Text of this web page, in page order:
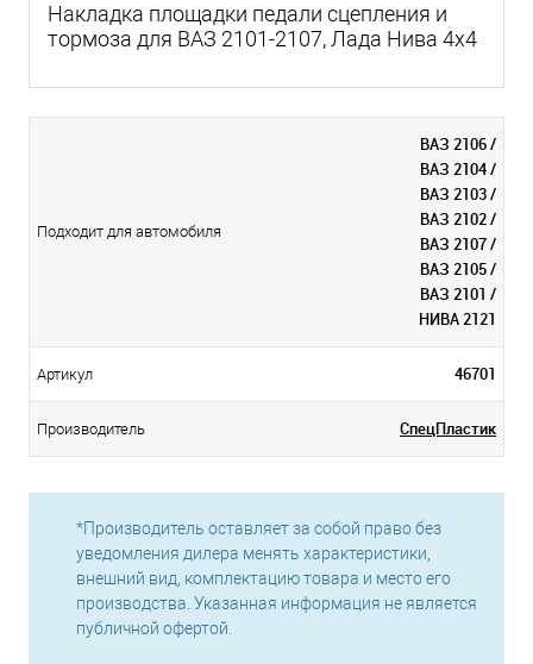
Накладка площадки педали сцепления и
тормоза для ВАЗ 2101-2107, Лада Нива 4х4
Подходит для автомобиля
ВАЗ 2106 /
ВАЗ 2104 /
ВАЗ 2103 /
ВАЗ 2102 /
ВАЗ 2107 /
ВАЗ 2105 /
ВАЗ 2101 /
НИВА 2121
Артикул 46701
Производитель СпецПластик
*Производитель оставляет за собой право без
уведомления дилера менять характеристики,
внешний вид, комплектацию товара и место его
производства. Указанная информация не является
публичной офертой.